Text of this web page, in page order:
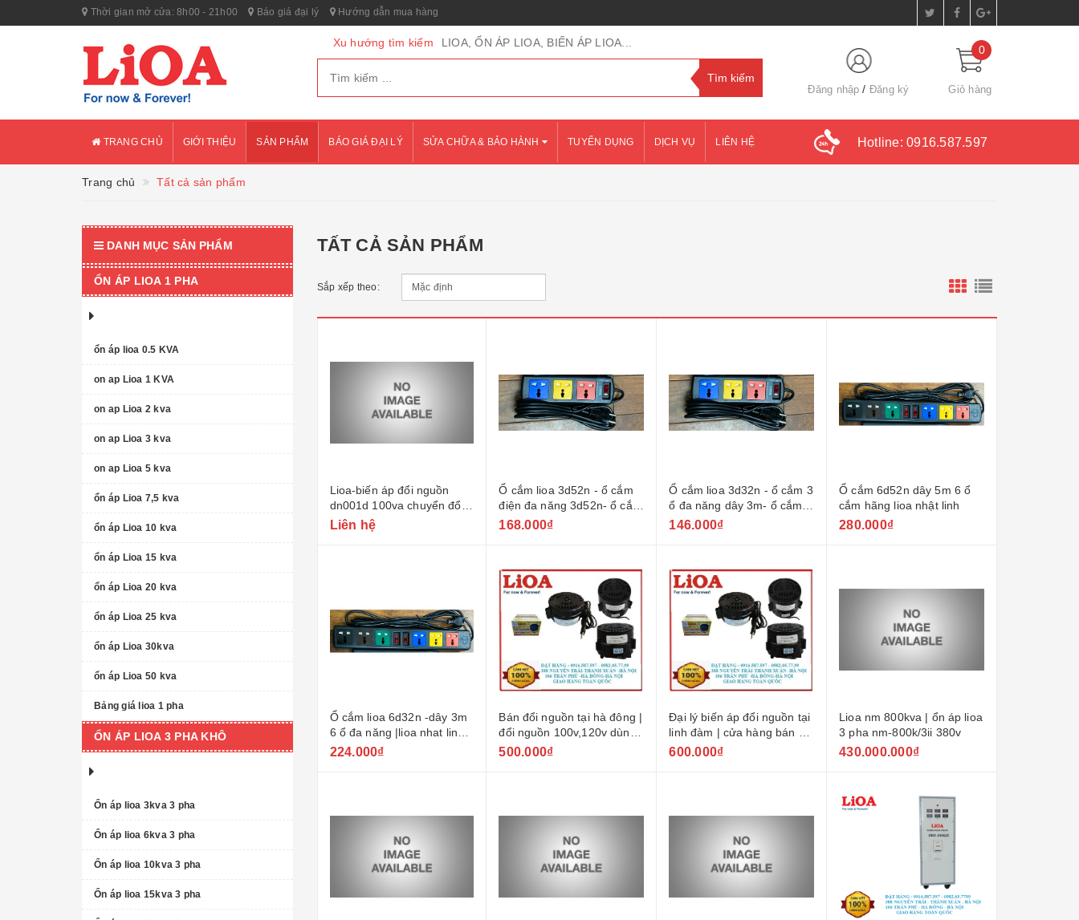
Thời gian mở cửa: 8h00 - 21h00 Báo giá đại lý Hướng dẫn mua hàng
Xu hướng tìm kiếm LIOA, ỔN ÁP LIOA, BIẾN ÁP LIOA...
Đăng nhập Đăng ký
0
Giỏ hàng
TRANG CHỦ GIỚI THIỆU SẢN PHẨM BÁO GIÁ ĐẠI LÝ SỬA CHỮA & BẢO HÀNH TUYỂN DỤNG DỊCH VỤ LIÊN HỆ Hotline: 0916.587.597
Trang chủ Tất cả sản phẩm
TẤT CẢ SẢN PHẨM
Sắp xếp theo:
Lioa-biến áp đổi nguồn
dn001d 100va chuyển đổi
220v sang 100v 110v 120v
Liên hệ
Ổ cắm lioa 3d52n - ổ cắm
điện đa năng 3d52n- ổ cắm
3 chấu đa năng dài 5m
168.000₫
Ổ cắm lioa 3d32n - ổ cắm 3
ổ đa năng dây 3m- ổ cắm 3
lỗ đa năng dài 3m
146.000₫
Ổ cắm 6d52n dây 5m 6 ổ
cắm hãng lioa nhật linh
280.000₫
Ổ cắm lioa 6d32n -dây 3m
6 ổ đa năng |lioa nhat linh
ha noi-2024
224.000₫
Bán đổi nguồn tại hà đông |
đổi nguồn 100v,120v dùng
cho nồi cơm tại hà đông
500.000₫
Đại lý biến áp đổi nguồn tại
linh đàm | cửa hàng bán đổi
nguồn tại hoàng mai
600.000₫
Lioa nm 800kva | ổn áp lioa
3 pha nm-800k/3ii 380v
430.000.000₫
DANH MỤC SẢN PHẨM
ỔN ÁP LIOA 1 PHA
ổn áp lioa 0.5 KVA
on ap Lioa 1 KVA
on ap Lioa 2 kva
on ap Lioa 3 kva
on ap Lioa 5 kva
ổn áp Lioa 7,5 kva
ổn áp Lioa 10 kva
ổn áp Lioa 15 kva
ổn áp Lioa 20 kva
ổn áp Lioa 25 kva
ổn áp Lioa 30kva
ổn áp Lioa 50 kva
Bảng giá lioa 1 pha
ỔN ÁP LIOA 3 PHA KHÔ
Ổn áp lioa 3kva 3 pha
Ổn áp lioa 6kva 3 pha
Ổn áp lioa 10kva 3 pha
Ổn áp lioa 15kva 3 pha